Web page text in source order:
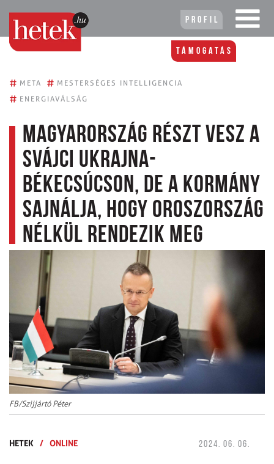
Profil
Támogatás
# META # MESTERSÉGES INTELLIGENCIA
# ENERGIAVÁLSÁG
Magyarország részt vesz a
svájci Ukrajna-
békecsúcson, de a kormány
sajnálja, hogy Oroszország
nélkül rendezik meg
FB/Szijjártó Péter
HETEK / ONLINE 2024. 06. 06.